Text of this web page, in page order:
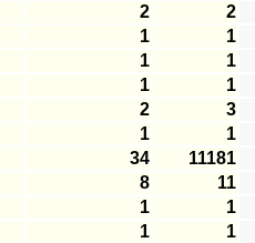
2 2
1 1
1 1
1 1
2 3
1 1
34 11181
8 11
1 1
1 1